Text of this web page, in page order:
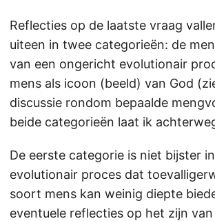
Reflecties op de laatste vraag
uiteen in twee categorieën: de
van een ongericht evolutionair
mens als icoon (beeld) van God
discussie rondom bepaalde
beide categorieën laat ik
De eerste categorie is niet bijster
evolutionair proces dat
soort mens kan weinig diepte
eventuele reflecties op het zijn van